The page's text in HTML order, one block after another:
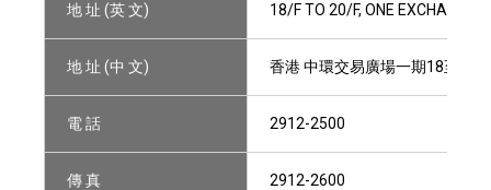
地 址 (英 文) 18/F TO 20/F, ONE EXCHANGE
地 址 (中 文) 香港 中環交易廣場一期18至20樓
電 話 2912-2500
傳 真 2912-2600